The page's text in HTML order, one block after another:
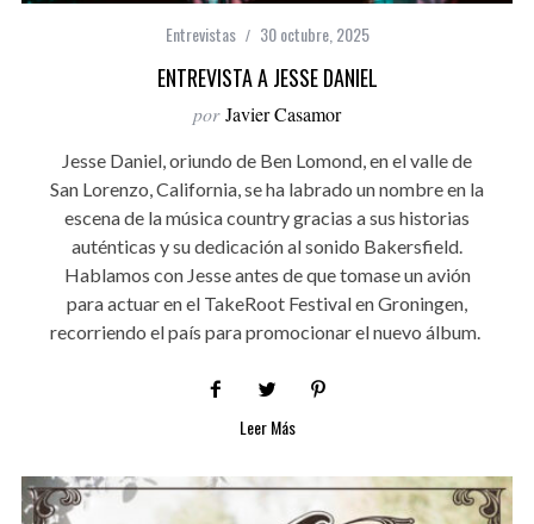
Entrevistas 30 octubre, 2025
ENTREVISTA A JESSE DANIEL
por Javier Casamor
Jesse Daniel, oriundo de Ben Lomond, en el valle de
San Lorenzo, California, se ha labrado un nombre en la
escena de la música country gracias a sus historias
auténticas y su dedicación al sonido Bakersfield.
Hablamos con Jesse antes de que tomase un avión
para actuar en el TakeRoot Festival en Groningen,
recorriendo el país para promocionar el nuevo álbum.
Leer Más